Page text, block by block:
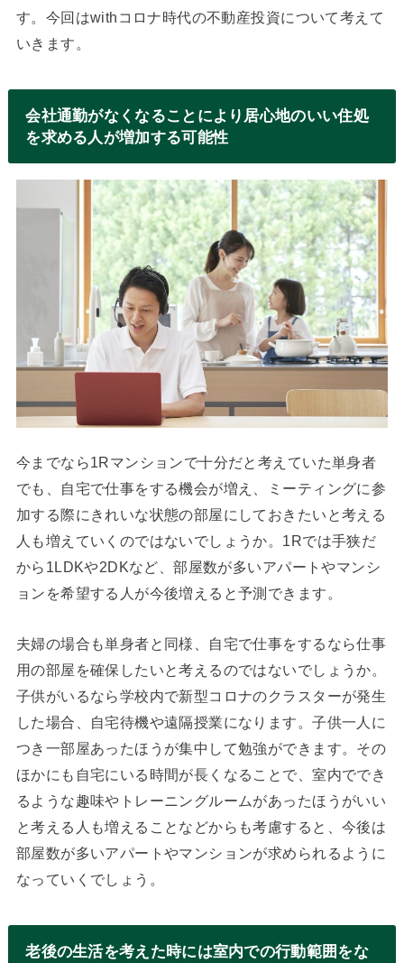
す。今回はwithコロナ時代の不動産投資について考えて
いきます。
会社通勤がなくなることにより居心地のいい住処
を求める人が増加する可能性
今までなら1Rマンションで十分だと考えていた単身者
でも、自宅で仕事をする機会が増え、ミーティングに参
加する際にきれいな状態の部屋にしておきたいと考える
人も増えていくのではないでしょうか。1Rでは手狭だ
から1LDKや2DKなど、部屋数が多いアパートやマンシ
ョンを希望する人が今後増えると予測できます。
夫婦の場合も単身者と同様、自宅で仕事をするなら仕事
用の部屋を確保したいと考えるのではないでしょうか。
子供がいるなら学校内で新型コロナのクラスターが発生
した場合、自宅待機や遠隔授業になります。子供一人に
つき一部屋あったほうが集中して勉強ができます。その
ほかにも自宅にいる時間が長くなることで、室内ででき
るような趣味やトレーニングルームがあったほうがいい
と考える人も増えることなどからも考慮すると、今後は
部屋数が多いアパートやマンションが求められるように
なっていくでしょう。
老後の生活を考えた時には室内での行動範囲をな